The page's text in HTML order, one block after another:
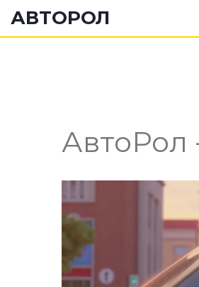
АВТОРОЛ
АвтоРол